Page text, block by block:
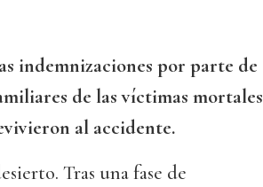
indemnizaciones por parte de
de las víctimas mortales
al accidente.
Tras una fase de